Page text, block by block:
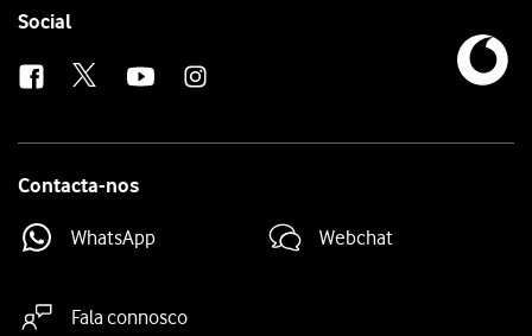
Follow
Social
Contacta-nos
WhatsApp Webchat
Fala connosco